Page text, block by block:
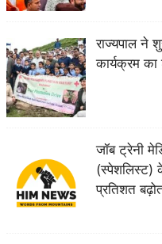
राज्यपाल ने
कार्यक्रम का
जॉब ट्रेनी
(स्पेशलिस्ट)
प्रतिशत